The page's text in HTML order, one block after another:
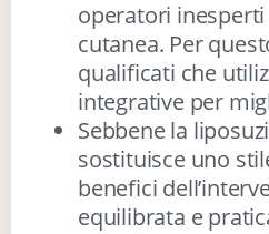
operatori
cutanea. Per
qualificati che
integrative per
Sebbene la
sostituisce uno
benefici
equilibrata e